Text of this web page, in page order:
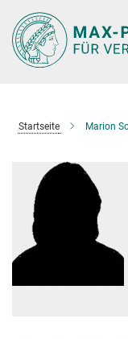
Hauptinhalt
Startseite Marion